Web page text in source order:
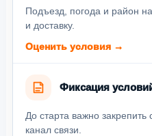
Подъезд, погода и район
и доставку.
Оценить условия →
Фиксация
До старта важно
канал связи.